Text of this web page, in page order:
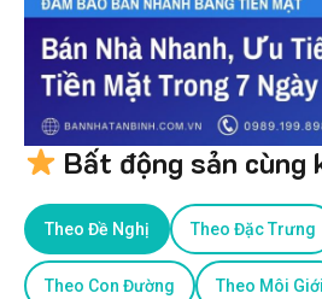
Bất động sản cùng
Theo Đề Nghị Theo Đặc Trưng
Theo Con Đường Theo Môi Giới